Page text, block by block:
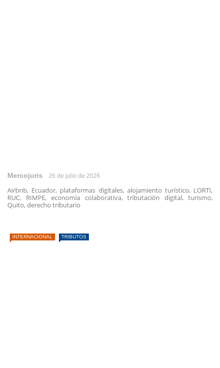
Mercojuris 26 de julio de 2026
Airbnb, Ecuador, plataformas digitales, alojamiento turístico, LORTI,
RUC, RIMPE, economía colaborativa, tributación digital, turismo,
Quito, derecho tributario
INTERNACIONAL TRIBUTOS